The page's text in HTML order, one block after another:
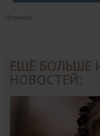
Источник
ЕЩЁ БОЛЬШЕ
НОВОСТЕЙ: